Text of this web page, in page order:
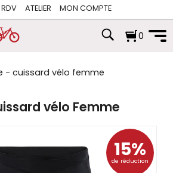
RDV
ATELIER MON COMPTE
0
- cuissard vélo femme
vélo Femme
15%
de réduction